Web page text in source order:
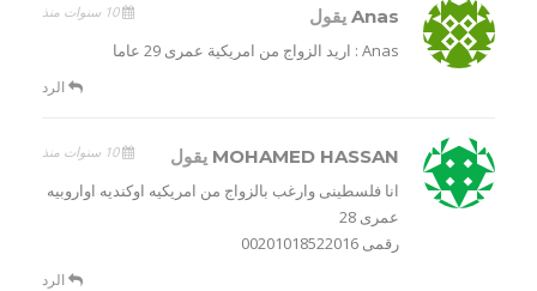
Anas يقول 10 سنوات منذ
Anas : اريد الزواج من امريكية عمرى 29 عاما
الرد
MOHAMED HASSAN يقول 10 سنوات منذ
انا فلسطينى وارغب بالزواج من امريكيه اوكنديه اواروبيه
عمرى 28
رقمى 00201018522016
الرد